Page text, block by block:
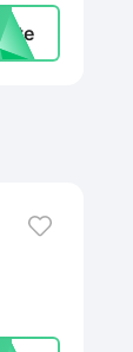
exte